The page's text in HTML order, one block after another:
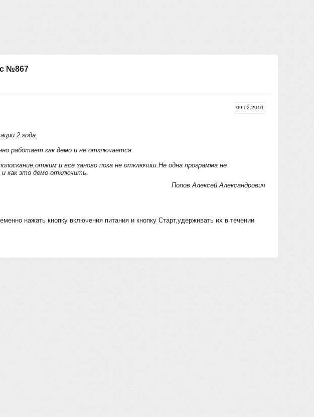
№867
09.02.2010
2 года.
работает как демо и не отключается.
и всё заново пока не отключиш.Не одна программа не
как это демо отключить.
Попов Алексей Александрович
нажать кнопку включения питания и кнопку Старт,удерживать их в течении